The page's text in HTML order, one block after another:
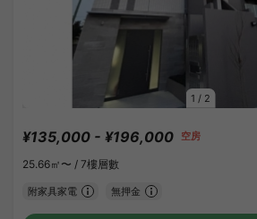
1 / 2
¥135,000 - ¥196,000 空房
25.66㎡〜 / 7樓層數
附家具家電 無押金